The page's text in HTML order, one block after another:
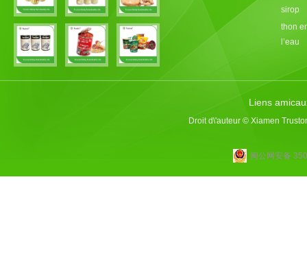
sirop
thon
l’eau
Liens
Droit d\'auteur © Xiamen
闽公网安备